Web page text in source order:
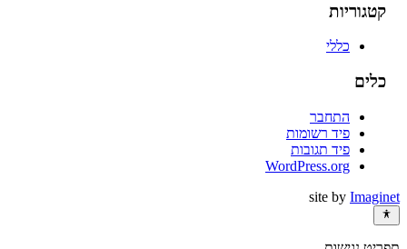
קטגוריות
כללי
כלים
התחבר
פיד רשומות
פיד תגובות
WordPress.org
site by Imaginet